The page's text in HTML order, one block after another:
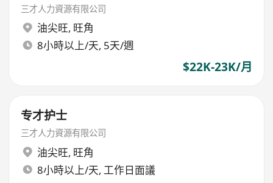
三才人力資源有限公司
油尖旺, 旺角
8小時以上/天, 5天/週
$22K-23K/月
专才护士
三才人力資源有限公司
油尖旺, 旺角
8小時以上/天, 工作日面議